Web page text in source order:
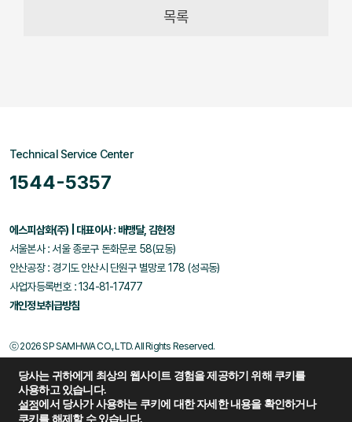
목록
Technical Service Center
1544-5357
에스피삼화(주) | 대표이사 : 배맹달, 김현정
서울본사 : 서울 종로구 돈화문로 58(묘동)
안산공장 : 경기도 안산시 단원구 별망로 178 (성곡동)
사업자등록번호 : 134-81-17477
개인정보취급방침
ⓒ 2026 SP SAMHWA CO., LTD. All Rights Reserved.
당사는 귀하에게 최상의 웹사이트 경험을 제공하기 위해 쿠키를
사용하고 있습니다.
설정에서 당사가 사용하는 쿠키에 대한 자세한 내용을 확인하거나